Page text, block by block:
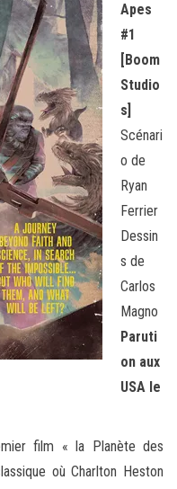
Apes
#1
[Boom
Studio
s]
Scénari
o de
Ryan
Ferrier
Dessin
s de
Carlos
Magno
Paruti
on aux
USA le
film « la Planète des
où Charlton Heston